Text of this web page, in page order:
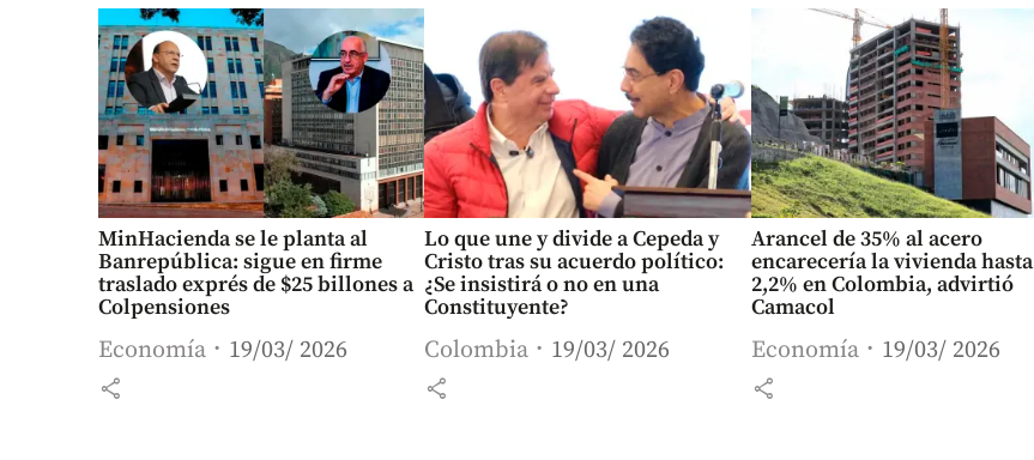
MinHacienda se le planta al
Banrepública: sigue en firme
traslado exprés de $25 billones a
Colpensiones
Economía 19/03/ 2026
share
Lo que une y divide a Cepeda y
Cristo tras su acuerdo político:
¿Se insistirá o no en una
Constituyente?
Colombia 19/03/ 2026
share
Arancel de 35% al acero
encarecería la vivienda hasta
2,2% en Colombia, advirtió
Camacol
Economía 19/03/ 2026
share